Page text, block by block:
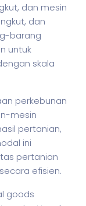
dan mesin
dan
barang
untuk
skala
perkebunan
mesin
pertanian,
ini
pertanian
efisien.
goods